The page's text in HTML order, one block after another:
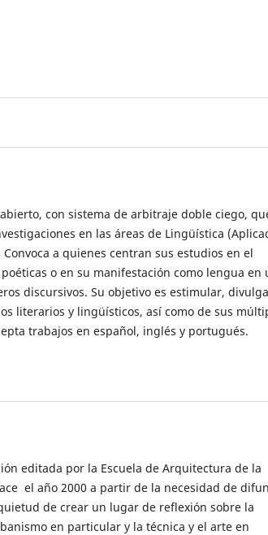
con sistema de arbitraje doble ciego,
en las áreas de Lingüística
a quienes centran sus estudios en el
o en su manifestación como lengua en
discursivos. Su objetivo es estimular,
literarios y lingüísticos, así como de sus
trabajos en español, inglés y portugués.
editada por la Escuela de Arquitectura de la
el año 2000 a partir de la necesidad de
de crear un lugar de reflexión sobre la
en particular y la técnica y el arte en